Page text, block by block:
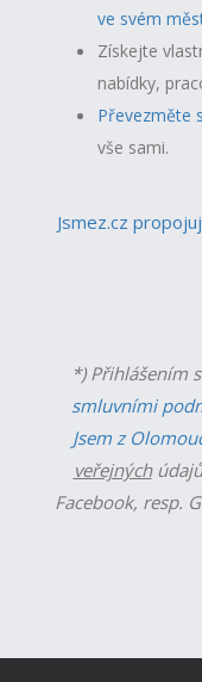
ve svém
Získejte
nabídky,
Převezměte
vše sami.
Jsmez.cz
*) Přihlášením
smluvními
Jsem z
veřejných
Facebook, resp.